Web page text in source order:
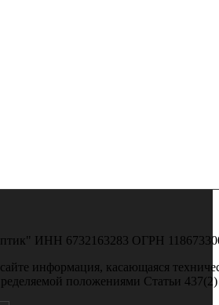
ИНН 6732163283 ОГРН
информация, касающаяся
положениями Статьи